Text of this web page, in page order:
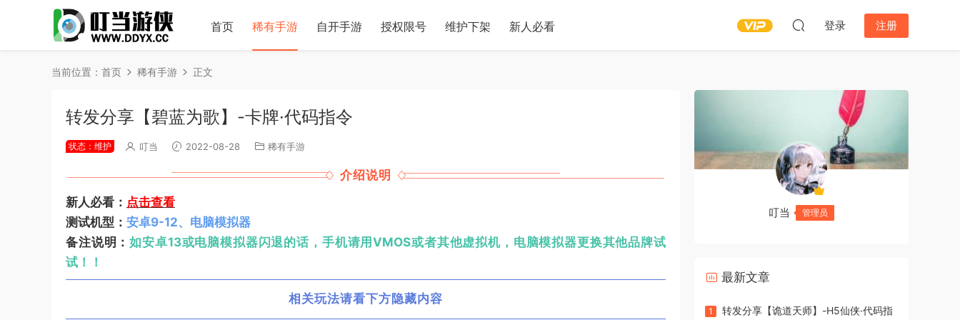
首页 稀有手游 自开手游 授权限号 维护下架 新人必看 登录 注册
当前位置： 首页 稀有手游 正文
转发分享【碧蓝为歌】-卡牌·代码指令
状态：维护 叮当 2022-08-28 稀有手游
介绍说明
新人必看： 点击查看
测试机型： 安卓9-12、电脑模拟器
备注说明：如安卓13或电脑模拟器闪退的话，手机请用VMOS或者其他虚拟机，电脑模拟器更换其他品牌试
试！！
相关玩法请看下方隐藏内容
叮当 管理员
最新文章
1 转发分享【诡道天师】-H5仙侠·代码指